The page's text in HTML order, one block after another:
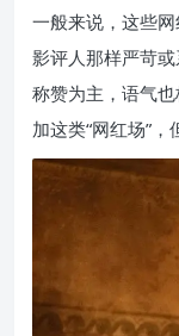
一般来说，这些
影评人那样严苛
称赞为主，语气
加这类“网红场”，